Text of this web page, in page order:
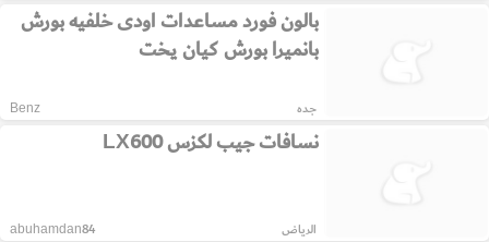
بالون فورد مساعدات اودى خلفيه بورش
بانميرا بورش كيان يخت
جده Benz
نسافات جيب لكزس LX600
الرياض abuhamdan84